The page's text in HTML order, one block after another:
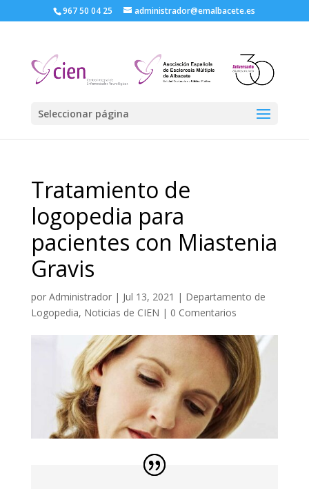
967 50 04 25 administrador@emalbacete.es
Seleccionar página
Tratamiento de
logopedia para
pacientes con Miastenia
Gravis
por Administrador| Jul 13, 2021 | Departamento de
Logopedia, Noticias de CIEN | 0 Comentarios